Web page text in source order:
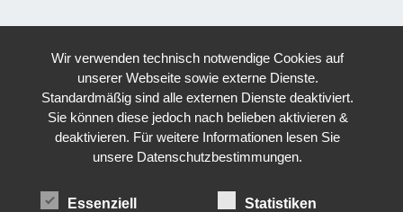
Wir verwenden technisch notwendige Cookies auf
unserer Webseite sowie externe Dienste.
Standardmäßig sind alle externen Dienste deaktiviert.
Sie können diese jedoch nach belieben aktivieren &
deaktivieren. Für weitere Informationen lesen Sie
unsere Datenschutzbestimmungen.
Essenziell Statistiken